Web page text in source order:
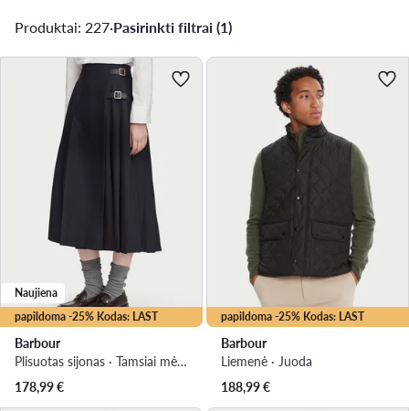
Produktai: 227·Pasirinkti filtrai (1)
papildoma -25% Kodas: LAST
Naujiena
Barbour
Plisuotas sijonas · Tamsiai mėlyna · Midi
178,99€
papildoma -25% Kodas: LAST
Barbour
Liemenė · Juoda
188,99€